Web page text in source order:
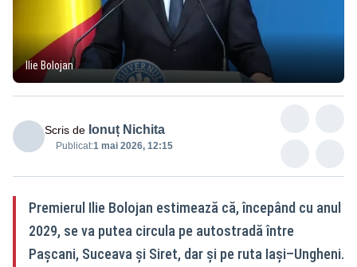
Ilie Bolojan
Scris de Ionuț Nichita
Publicat:1 mai 2026, 12:15
Premierul Ilie Bolojan estimează că, începând cu anul
2029, se va putea circula pe autostradă între
Pașcani, Suceava și Siret, dar și pe ruta Iași–Ungheni.